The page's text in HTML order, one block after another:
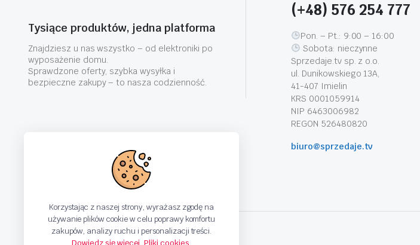
Tysiące produktów, jedna platforma
Znajdziesz u nas wszystko – od elektroniki po
wyposażenie domu.
Sprawdzone oferty, szybka wysyłka i
bezpieczne zakupy – to nasza codzienność.
(+48) 576 254 777
Pon. – Pt.: 9:00 – 16:00
Sobota: nieczynne
Sprzedaje.tv sp. z o.o.
ul. Dunikowskiego 13A,
41-407 Imielin
KRS 0001059914
NIP 6463006982
REGON 526480820
biuro@sprzedaje.tv
Korzystając z naszej strony, wyrażasz zgodę na
używanie plików cookie w celu poprawy komfortu
zakupów, analizy ruchu i personalizacji treści.
Dowiedz się więcej ,Pliki cookies